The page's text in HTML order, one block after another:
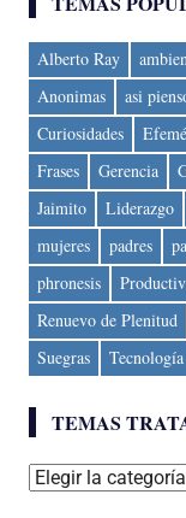
Alberto Ray
Anonimas
asi
Curiosidades
Frases
Gerencia
Jaimito
Liderazgo
mujeres
padres
phronesis
Renuevo de Plenitud
Suegras
Tecnología
TEMAS
Temas